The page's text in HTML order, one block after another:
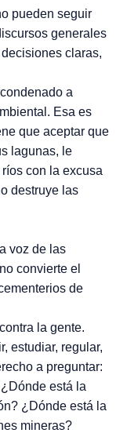
pueden seguir
generales
claras,
a
Esa es
que aceptar que
lagunas, le
con la excusa
destruye las
voz de las
convierte el
de
la gente.
estudiar, regular,
a preguntar:
está la
¿Dónde está la
mineras?